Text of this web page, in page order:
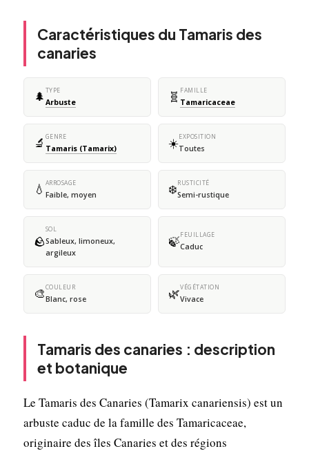
Caractéristiques du Tamaris des
canaries
🌲 TYPE
Arbuste 🧬 FAMILLE
Tamaricaceae
🔬 GENRE
Tamaris (Tamarix) ☀️EXPOSITION
Toutes
💧 ARROSAGE
Faible, moyen ❄️RUSTICITÉ
Semi-rustique
🪨
SOL
Sableux, limoneux,
argileux
🍃FEUILLAGE
Caduc
🎨COULEUR
Blanc, rose 🌿VÉGÉTATION
Vivace
Tamaris des canaries : description
et botanique
Le Tamaris des Canaries (Tamarix canariensis) est un
arbuste caduc de la famille des Tamaricaceae,
originaire des îles Canaries et des régions